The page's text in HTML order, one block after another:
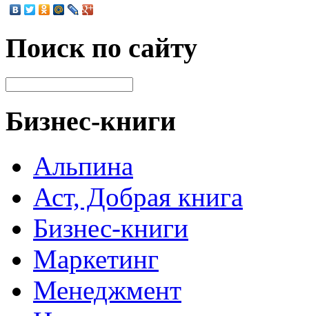
Поиск по сайту
Бизнес-книги
Альпина
Аст, Добрая книга
Бизнес-книги
Маркетинг
Менеджмент